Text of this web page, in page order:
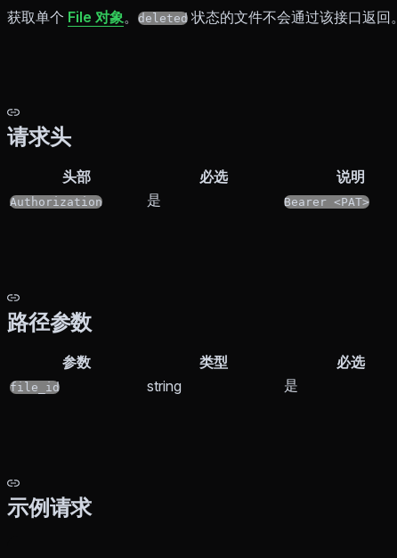
获取单个 File 对象。 deleted 状态的文件不会通过该接口返回。
请求头
头部 必选 说明
Authorization 是 Bearer <PAT>
路径参数
参数 类型 必选
file_id string 是
示例请求